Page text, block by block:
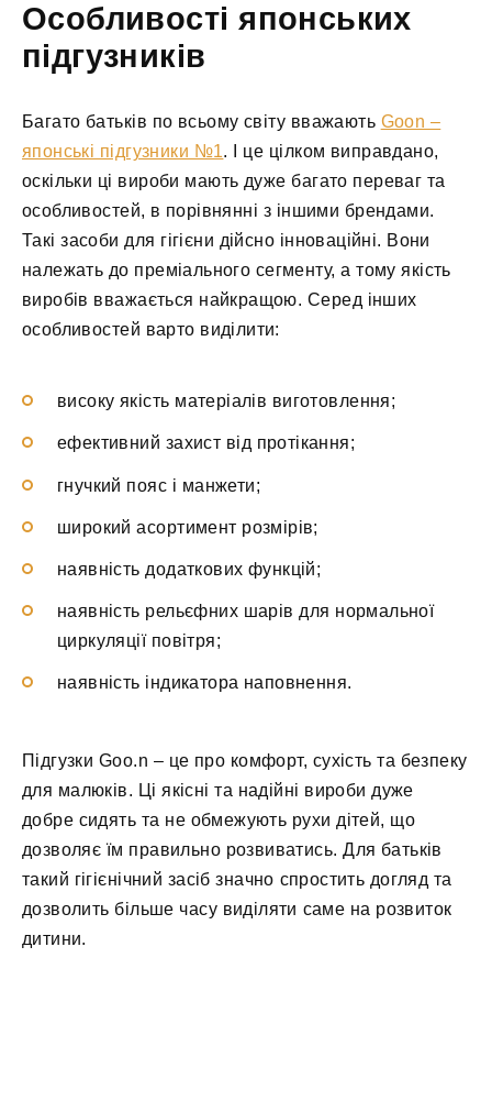
Особливості японських
підгузників
Багато батьків по всьому світу вважають Goon –
японські підгузники №1. І це цілком виправдано,
оскільки ці вироби мають дуже багато переваг та
особливостей, в порівнянні з іншими брендами.
Такі засоби для гігієни дійсно інноваційні. Вони
належать до преміального сегменту, а тому якість
виробів вважається найкращою. Серед інших
особливостей варто виділити:
високу якість матеріалів виготовлення;
ефективний захист від протікання;
гнучкий пояс і манжети;
широкий асортимент розмірів;
наявність додаткових функцій;
наявність рельєфних шарів для нормальної
циркуляції повітря;
наявність індикатора наповнення.
Підгузки Goo.n – це про комфорт, сухість та безпеку
для малюків. Ці якісні та надійні вироби дуже
добре сидять та не обмежують рухи дітей, що
дозволяє їм правильно розвиватись. Для батьків
такий гігієнічний засіб значно спростить догляд та
дозволить більше часу виділяти саме на розвиток
дитини.